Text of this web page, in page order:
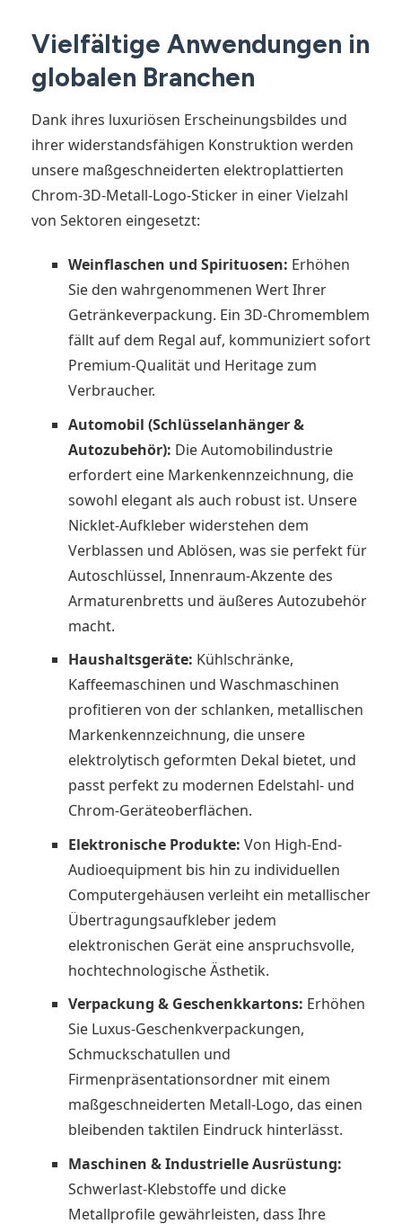
Vielfältige Anwendungen in
globalen Branchen
Dank ihres luxuriösen Erscheinungsbildes und
ihrer widerstandsfähigen Konstruktion werden
unsere maßgeschneiderten elektroplattierten
Chrom-3D-Metall-Logo-Sticker in einer Vielzahl
von Sektoren eingesetzt:
Weinflaschen und Spirituosen: Erhöhen
Sie den wahrgenommenen Wert Ihrer
Getränkeverpackung. Ein 3D-Chromemblem
fällt auf dem Regal auf, kommuniziert sofort
Premium-Qualität und Heritage zum
Verbraucher.
Automobil (Schlüsselanhänger &
Autozubehör): Die Automobilindustrie
erfordert eine Markenkennzeichnung, die
sowohl elegant als auch robust ist. Unsere
Nicklet-Aufkleber widerstehen dem
Verblassen und Ablösen, was sie perfekt für
Autoschlüssel, Innenraum-Akzente des
Armaturenbretts und äußeres Autozubehör
macht.
Haushaltsgeräte: Kühlschränke,
Kaffeemaschinen und Waschmaschinen
profitieren von der schlanken, metallischen
Markenkennzeichnung, die unsere
elektrolytisch geformten Dekal bietet, und
passt perfekt zu modernen Edelstahl- und
Chrom-Geräteoberflächen.
Elektronische Produkte: Von High-End-
Audioequipment bis hin zu individuellen
Computergehäusen verleiht ein metallischer
Übertragungsaufkleber jedem
elektronischen Gerät eine anspruchsvolle,
hochtechnologische Ästhetik.
Verpackung & Geschenkkartons: Erhöhen
Sie Luxus-Geschenkverpackungen,
Schmuckschatullen und
Firmenpräsentationsordner mit einem
maßgeschneiderten Metall-Logo, das einen
bleibenden taktilen Eindruck hinterlässt.
Maschinen & Industrielle Ausrüstung:
Schwerlast-Klebstoffe und dicke
Metallprofile gewährleisten, dass Ihre